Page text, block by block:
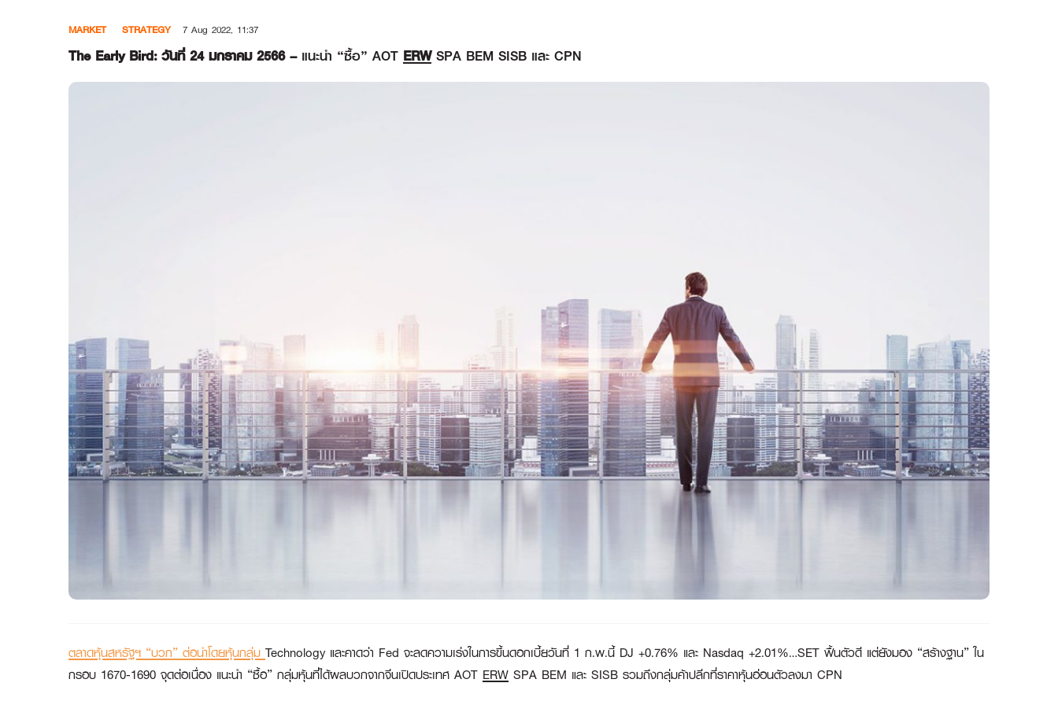
MARKET STRATEGY 7 Aug 2022, 11:37
The Early Bird: วันที่ 24 มกราคม 2566 –แนะนำ “ซื้อ” AOT ERWSPA BEM SISB และ CPN
ตลาดหุ้นสหรัฐฯ “บวก” ต่อนำโดยหุ้นกลุ่ม Technology และคาดว่า Fed จะลดความเร่งในการขึ้นดอกเบี้ยวันที่ 1 ก.พ.นี้ DJ +0.76% และ Nasdaq +2.01%…SET ฟื้นตัวดี แต่ยังมอง “สร้างฐาน” ใน
กรอบ 1670-1690 จุดต่อเนื่อง แนะนำ “ซื้อ” กลุ่มหุ้นที่ได้ผลบวกจากจีนเปิดประเทศ AOT ERW SPA BEM และ SISB รวมถึงกลุ่มค้าปลีกที่ราคาหุ้นอ่อนตัวลงมา CPN